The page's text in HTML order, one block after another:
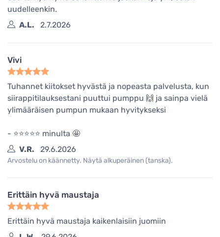
uudelleenkin.
A.L.
2.7.2026
Vivi
Tuhannet kiitokset hyvästä ja nopeasta palvelusta, kun
siirappitilauksestani puuttui pumppu 🙌 ja sainpa vielä
ylimääräisen pumpun mukaan hyvitykseksi
- ⭐️⭐️⭐️⭐️⭐️ minulta 🤩
V.R.
29.6.2026
Arvostelu on käännetty. Näytä alkuperäinen (tanska).
Erittäin hyvä maustaja
Erittäin hyvä maustaja kaikenlaisiin juomiin